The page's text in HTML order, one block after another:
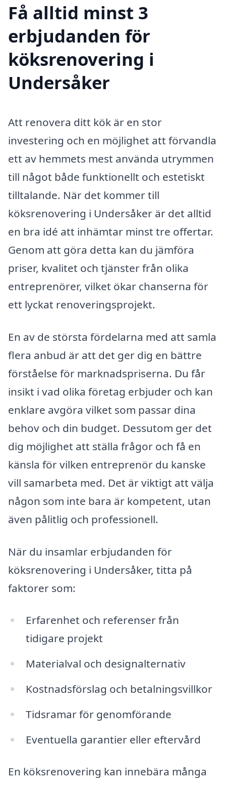
Få alltid minst 3
erbjudanden för
köksrenovering i
Undersåker
Att renovera ditt kök är en stor
investering och en möjlighet att förvandla
ett av hemmets mest använda utrymmen
till något både funktionellt och estetiskt
tilltalande. När det kommer till
köksrenovering i Undersåker är det alltid
en bra idé att inhämtar minst tre offertar.
Genom att göra detta kan du jämföra
priser, kvalitet och tjänster från olika
entreprenörer, vilket ökar chanserna för
ett lyckat renoveringsprojekt.
En av de största fördelarna med att samla
flera anbud är att det ger dig en bättre
förståelse för marknadspriserna. Du får
insikt i vad olika företag erbjuder och kan
enklare avgöra vilket som passar dina
behov och din budget. Dessutom ger det
dig möjlighet att ställa frågor och få en
känsla för vilken entreprenör du kanske
vill samarbeta med. Det är viktigt att välja
någon som inte bara är kompetent, utan
även pålitlig och professionell.
När du insamlar erbjudanden för
köksrenovering i Undersåker, titta på
faktorer som:
Erfarenhet och referenser från
tidigare projekt
Materialval och designalternativ
Kostnadsförslag och betalningsvillkor
Tidsramar för genomförande
Eventuella garantier eller eftervård
En köksrenovering kan innebära många